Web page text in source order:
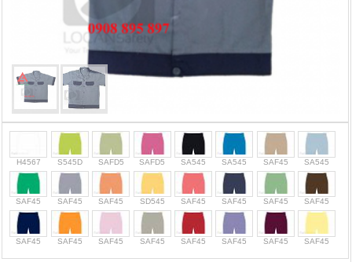
H4567 S545D SAFD5 SAFD5 SA545 SA545 SAF45 SA545
SAF45 SAF45 SAF45 SD545 SAF45 SAF45 SAF45 SAF45
SAF45 SAF45 SAF45 SAF45 SAF45 SAF45 SAF45 SAF45
Cọc giao thông, rào chắn công trình
Bình chữa cháy, cứu hỏa
Chính sách bảo mật thông tin